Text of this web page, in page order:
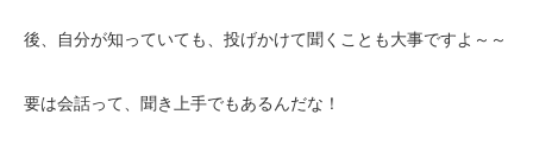
後、自分が知っていても、投げかけて聞くことも大事ですよ～～
要は会話って、聞き上手でもあるんだな！